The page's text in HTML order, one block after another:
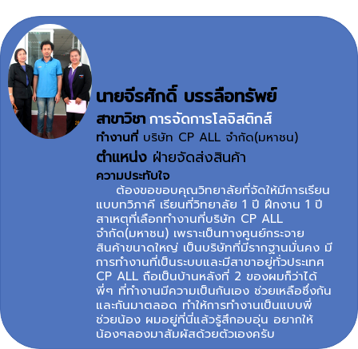
นายจีรศักดิ์ บรรลือทรัพย์
สาขาวิชาการจัดการโลจิสติกส์
ทำงานที่บริษัท CP ALL จำกัด(มหาชน)
ตำแหน่ง ฝ่ายจัดส่งสินค้า
ความประทับใจ
ต้องขอขอบคุณวิทยาลัยที่จัดให้มีการเรียน
แบบทวิภาคี เรียนที่วิทยาลัย 1 ปี ฝึกงาน 1 ปี
สาเหตุที่เลือกทำงานที่บริษัท CP ALL
จำกัด(มหาชน) เพราะเป็นทางศูนย์กระจาย
สินค้าขนาดใหญ่ เป็นบริษัทที่มีรากฐานมั่นคง มี
การทำงานที่เป็นระบบและมีสาขาอยู่ทั่วประเทศ
CP ALL ถือเป็นบ้านหลังที่ 2 ของผมก็ว่าได้
พี่ๆ ที่ทำงานมีความเป็นกันเอง ช่วยเหลือซึ่งกัน
และกันมาตลอด ทำให้การทำงานเป็นแบบพี่
ช่วยน้อง ผมอยู่ที่นี่แล้วรู้สึกอบอุ่น อยากให้
น้องๆลองมาสัมผัสด้วยตัวเองครับ